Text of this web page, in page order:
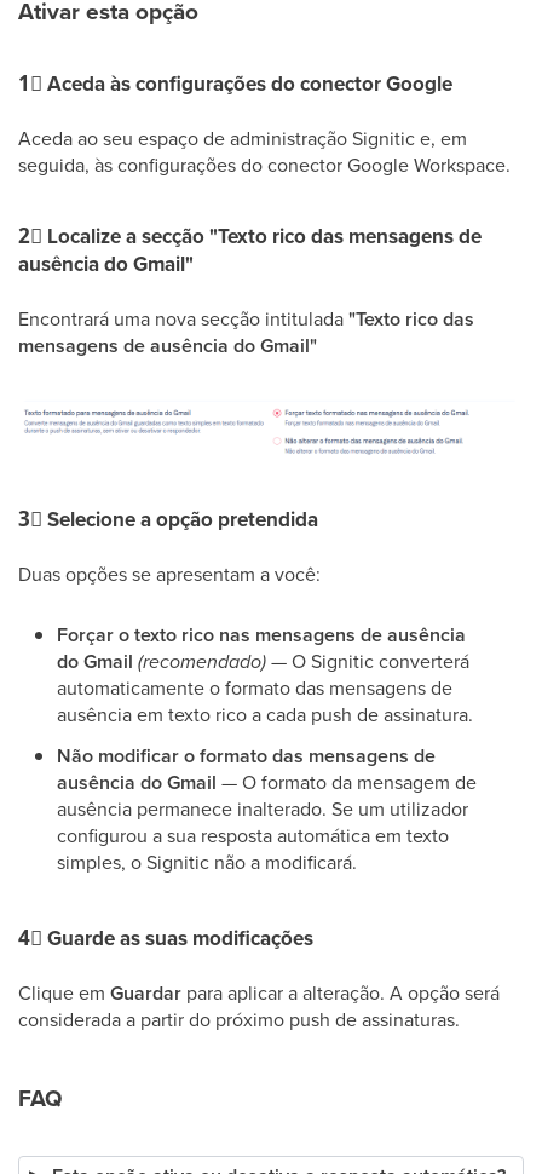
Ativar esta opção
1⃣ Aceda às configurações do conector Google
Aceda ao seu espaço de administração Signitic e, em
seguida, às configurações do conector Google Workspace.
2⃣ Localize a secção "Texto rico das mensagens de
ausência do Gmail"
Encontrará uma nova secção intitulada"Texto rico das
mensagens de ausência do Gmail"
3⃣ Selecione a opção pretendida
Duas opções se apresentam a você:
Forçar o texto rico nas mensagens de ausência
do Gmail (recomendado)— O Signitic converterá
automaticamente o formato das mensagens de
ausência em texto rico a cada push de assinatura.
Não modificar o formato das mensagens de
ausência do Gmail — O formato da mensagem de
ausência permanece inalterado. Se um utilizador
configurou a sua resposta automática em texto
simples, o Signitic não a modificará.
4⃣ Guarde as suas modificações
Clique em Guardar para aplicar a alteração. A opção será
considerada a partir do próximo push de assinaturas.
FAQ